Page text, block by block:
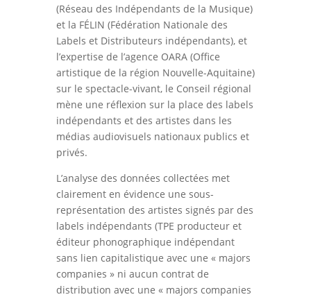
(Réseau des Indépendants de la Musique)
et la FÉLIN (Fédération Nationale des
Labels et Distributeurs indépendants), et
l’expertise de l’agence OARA (Office
artistique de la région Nouvelle-Aquitaine)
sur le spectacle-vivant, le Conseil régional
mène une réflexion sur la place des labels
indépendants et des artistes dans les
médias audiovisuels nationaux publics et
privés.
L’analyse des données collectées met
clairement en évidence une sous-
représentation des artistes signés par des
labels indépendants (TPE producteur et
éditeur phonographique indépendant
sans lien capitalistique avec une « majors
companies » ni aucun contrat de
distribution avec une « majors companies